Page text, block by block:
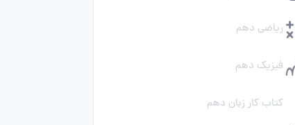
ریاضی دهم
فیزیک دهم
کتاب کار زبان دهم